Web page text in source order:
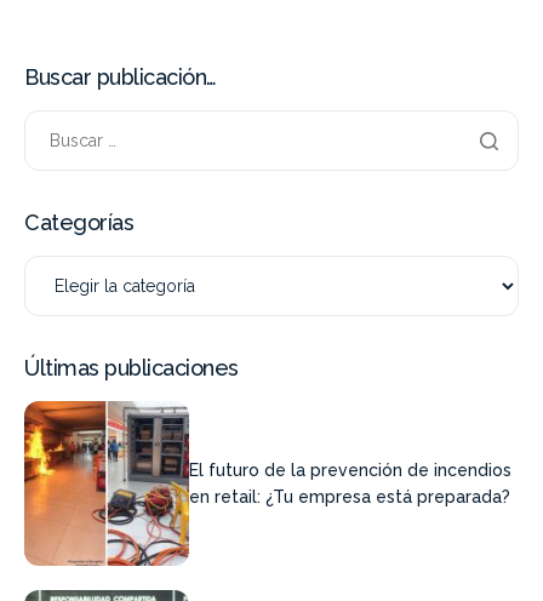
Buscar publicación…
Categorías
Últimas publicaciones
El futuro de la prevención de incendios
en retail: ¿Tu empresa está preparada?